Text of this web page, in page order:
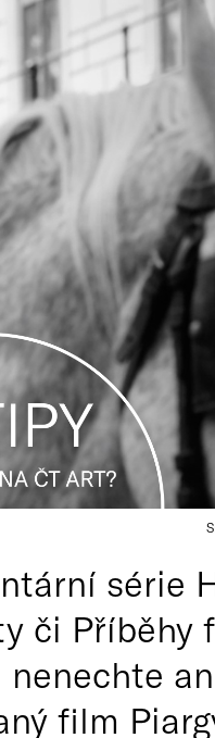
série
či Příběhy
film